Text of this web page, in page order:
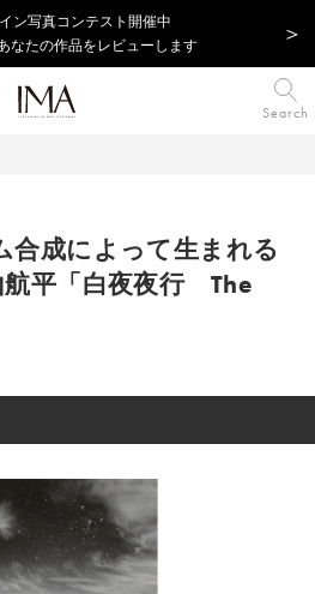
ン写真コンテスト開催中
なたの作品をレビューします
Search
合成によって生まれる
航平「白夜夜行 The